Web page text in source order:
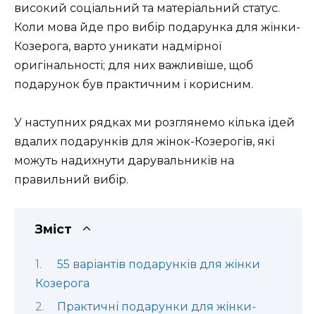
високий соціальний та матеріальний статус.
Коли мова йде про вибір подарунка для жінки-
Козерога, варто уникати надмірної
оригінальності; для них важливіше, щоб
подарунок був практичним і корисним.
У наступних рядках ми розглянемо кілька ідей
вдалих подарунків для жінок-Козерогів, які
можуть надихнути дарувальників на
правильний вибір.
Зміст
55 варіантів подарунків для жінки
Козерога
Практичні подарунки для жінки-